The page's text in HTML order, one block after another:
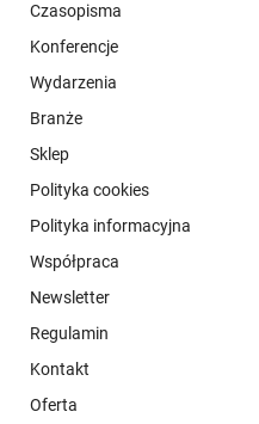
Czasopisma
Konferencje
Wydarzenia
Branże
Sklep
Polityka cookies
Polityka informacyjna
Współpraca
Newsletter
Regulamin
Kontakt
Oferta